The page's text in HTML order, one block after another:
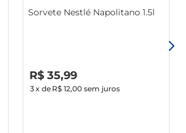
Sorvete Nestlé Napolitano 1.5l
R$ 35,99
3x de R$ 12,00sem juros